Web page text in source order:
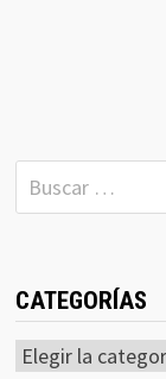
Buscar:
CATEGORÍAS
Categorías